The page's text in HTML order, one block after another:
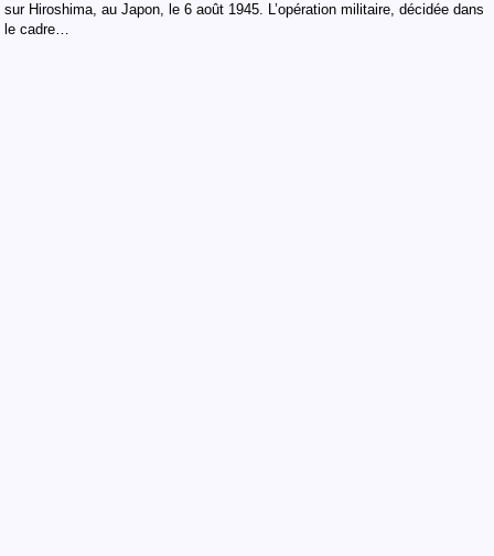
sur Hiroshima, au Japon, le 6 août 1945. L’opération militaire, décidée dans
le cadre…